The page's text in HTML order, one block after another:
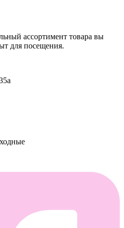
ассортимент товара вы
для посещения.